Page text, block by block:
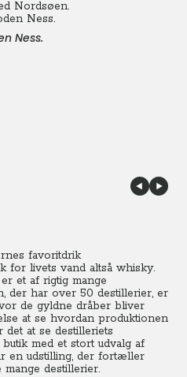
Nordsøen.
Ness.
favoritdrik
for livets vand altså whisky.
et af rigtig mange
der har over 50 destillerier, er
de gyldne dråber bliver
at se hvordan produktionen
det at se destilleriets
med et stort udvalg af
en udstilling, der fortæller
destillerier.